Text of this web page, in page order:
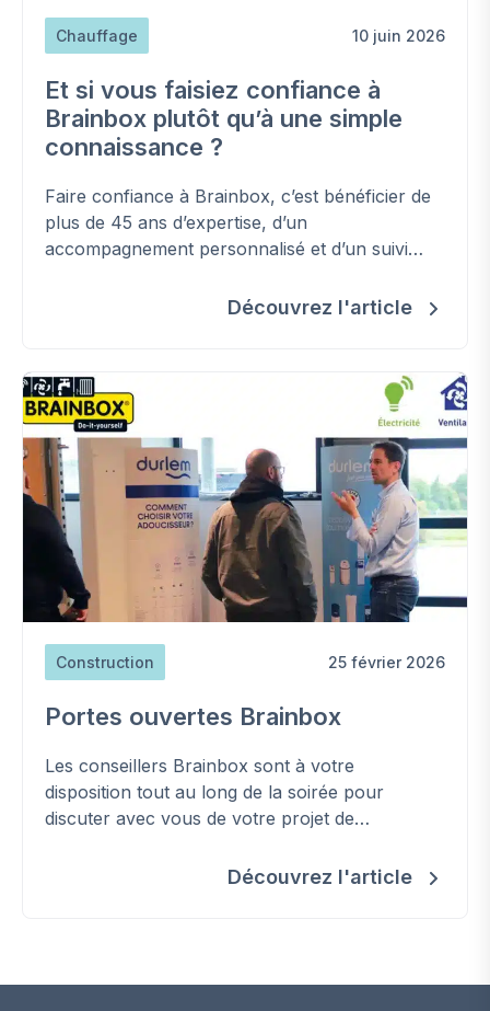
Chauffage 10 juin 2026
Et si vous faisiez confiance à
Brainbox plutôt qu’à une simple
connaissance ?
Faire confiance à Brainbox, c’est bénéficier de
plus de 45 ans d’expertise, d’un
accompagnement personnalisé et d’un suivi
techniques en toute sérénité.Découvrez l'article
Construction 25 février 2026
Portes ouvertes Brainbox
Les conseillers Brainbox sont à votre
disposition tout au long de la soirée pour
discuter avec vous de votre projet de
recevrez des informations de qualités et des
Découvrez l'article